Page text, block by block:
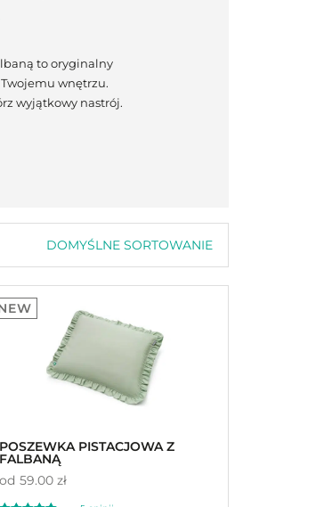
to oryginalny
wnętrzu.
wyjątkowy nastrój.
DOMYŚLNE SORTOWANIE
Domyślne sortowanie
Sortuj wg popularności
Sortuj wg średniej oceny
Sortuj od najnowszych
Sortuj po cenie od najniższej
Sortuj po cenie od najwyższej
POSZEWKA PISTACJOWA Z
FALBANĄ
od 59.00 zł